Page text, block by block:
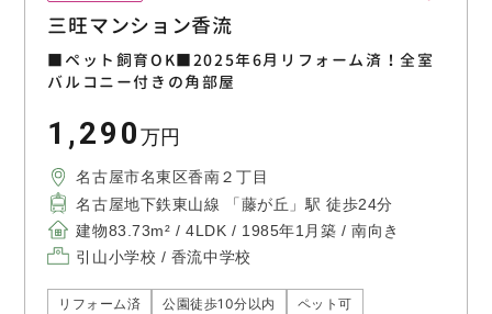
三旺マンション香流
■ペット飼育OK■2025年6月リフォーム済！全室
バルコニー付きの角部屋
1,290万円
名古屋市名東区香南２丁目
名古屋地下鉄東山線 「藤が丘」駅 徒歩24分
建物83.73m² / 4LDK / 1985年1月築 / 南向き
引山小学校 / 香流中学校
リフォーム済 公園徒歩10分以内
ペット可